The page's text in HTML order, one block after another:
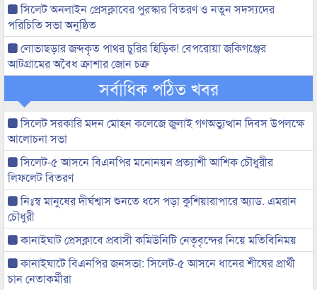
সিলেট অনলাইন প্রেসক্লাবের পুরস্কার বিতরণ ও নতুন সদস্যদের
পরিচিতি সভা অনুষ্ঠিত
লোভাছড়ার জব্দকৃত পাথর চুরির হিড়িক! বেপরোয়া জকিগঞ্জের
আটগ্রামের অবৈধ ক্রাশার জোন চক্র
সর্বাধিক পঠিত খবর
সিলেট সরকারি মদন মোহন কলেজে জুলাই গণঅভ্যুত্থান দিবস উপলক্ষে
আলোচনা সভা
সিলেট-৫ আসনে বিএনপির মনোনয়ন প্রত্যাশী আশিক চৌধুরীর
লিফলেট বিতরণ
নিঃস্ব মানুষের দীর্ঘশ্বাস শুনতে ধসে পড়া কুশিয়ারাপারে অ্যাড. এমরান
চৌধুরী
কানাইঘাট প্রেসক্লাবে প্রবাসী কমিউনিটি নেতৃবৃন্দের নিয়ে মতিবিনিময়
কানাইঘাটে বিএনপির জনসভা: সিলেট-৫ আসনে ধানের শীষের প্রার্থী
চান নেতাকর্মীরা